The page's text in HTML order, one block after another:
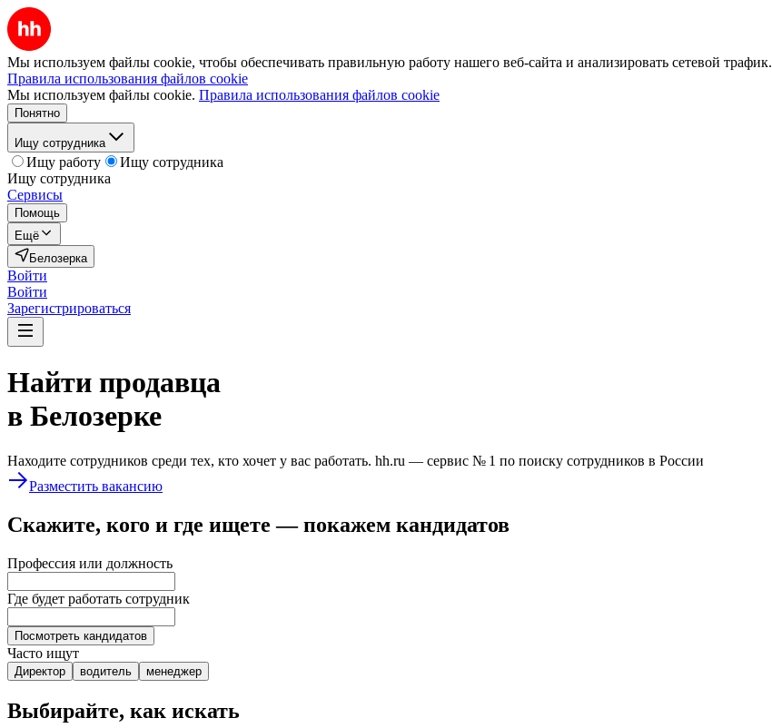
Мы используем файлы cookie, чтобы обеспечивать правильную работу нашего веб-сайта и анализировать сетевой трафик.
Правила использования файлов cookie
Мы используем файлы cookie. Правила использования файлов cookie
Понятно
Ищу сотрудника
Ищу работу
Ищу сотрудника
Ищу сотрудника
Сервисы
Помощь
Ещё
Белозерка
Войти
Войти
Зарегистрироваться
Найти продавца
в Белозерке
Находите сотрудников среди тех, кто хочет у вас работать. hh.ru — сервис № 1 по поиску сотрудников в России
Разместить вакансию
Скажите, кого и где ищете — покажем кандидатов
Профессия или должность
Где будет работать сотрудник
Посмотреть кандидатов
Часто ищут
Директор водитель менеджер
Выбирайте, как искать